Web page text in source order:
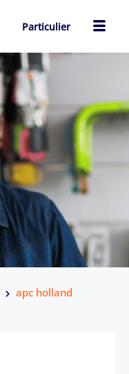
Particulier
apc holland